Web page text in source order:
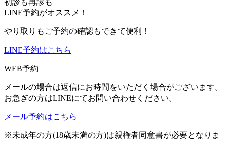
初診も再診も
LINE予約がオススメ！
やり取りもご予約の確認もできて便利！
LINE予約はこちら
WEB予約
メールの場合は返信にお時間をいただく場合がございます。
お急ぎの方はLINEにてお問い合わせください。
メール予約はこちら
※未成年の方(18歳未満の方)は親権者同意書が必要となりま